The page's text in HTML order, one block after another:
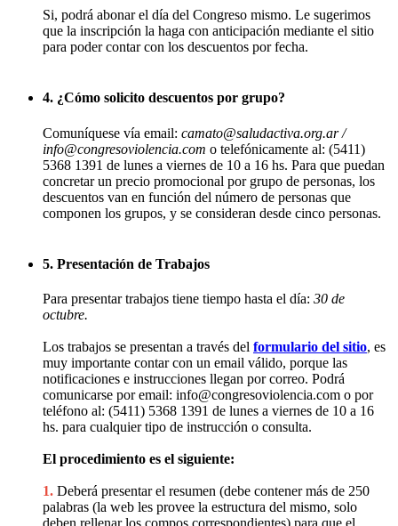
Si, podrá abonar el día del Congreso mismo. Le sugerimos
que la inscripción la haga con anticipación mediante el sitio
para poder contar con los descuentos por fecha.
4. ¿Cómo solicito descuentos por grupo?
Comuníquese vía email: camato@saludactiva.org.ar /
info@congresoviolencia.com o telefónicamente al: (5411)
5368 1391 de lunes a viernes de 10 a 16 hs. Para que puedan
concretar un precio promocional por grupo de personas, los
descuentos van en función del número de personas que
componen los grupos, y se consideran desde cinco personas.
5. Presentación de Trabajos
Para presentar trabajos tiene tiempo hasta el día: 30 de
octubre.
Los trabajos se presentan a través del formulario del sitio, es
muy importante contar con un email válido, porque las
notificaciones e instrucciones llegan por correo. Podrá
comunicarse por email: info@congresoviolencia.com o por
teléfono al: (5411) 5368 1391 de lunes a viernes de 10 a 16
hs. para cualquier tipo de instrucción o consulta.
El procedimiento es el siguiente:
1. Deberá presentar el resumen (debe contener más de 250
palabras (la web les provee la estructura del mismo, solo